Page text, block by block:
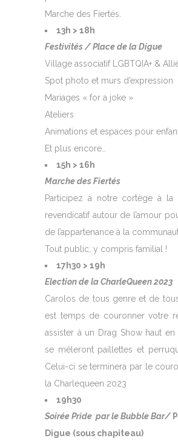
Marche des Fiertés.
13h > 18h
Festivités / Place de la Digue
Village associatif LGBTQIA+ &
Spot photo et murs d’expression
Mariages « for a joke »
Ateliers
Animations et espaces pour
Et plus encore…
15h > 16h
Marche des Fiertés
Participez à notre cortège à la
revendicatif autour de l’amour
de l’appartenance à la
Tout public, y compris familial !
17h30 > 19h
Election de la CharleQueen 2023
Carolos de tous genre et de
est temps de couronner votre
assister à un Drag Show haut
se mêleront paillettes et
Celui-ci se terminera par le
la Charlequeen 2023
19h30
Soirée Pride par le Bubble Bar/
Digue (sous chapiteau)